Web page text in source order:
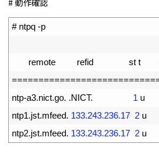
# ntpq -p
remote refid st t
===========================
ntp-a3.nict.go. .NICT. 1 u
ntp1.jst.mfeed. 133.243.236.17 2 u
ntp2.jst.mfeed. 133.243.236.17 2 u